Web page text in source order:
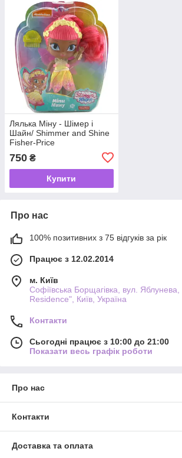
Лялька Міну - Шімер і
Шайн/ Shimmer and Shine
Fisher-Price
750 ₴
Купити
Про нас
100% позитивних з 75 відгуків за рік
Працює з 12.02.2014
м. Київ
Софіївська Борщагівка, вул.
Residence", Київ, Україна
Контакти
Сьогодні працює з 10:00 до 21:00
Показати весь графік роботи
Про нас
Контакти
Доставка та оплата